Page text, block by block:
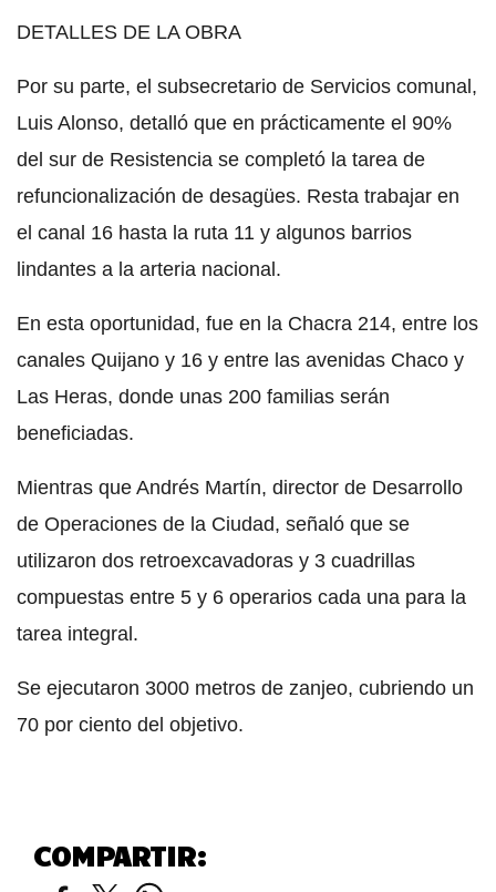
DETALLES DE LA OBRA
Por su parte, el subsecretario de Servicios comunal,
Luis Alonso, detalló que en prácticamente el 90%
del sur de Resistencia se completó la tarea de
refuncionalización de desagües. Resta trabajar en
el canal 16 hasta la ruta 11 y algunos barrios
lindantes a la arteria nacional.
En esta oportunidad, fue en la Chacra 214, entre los
canales Quijano y 16 y entre las avenidas Chaco y
Las Heras, donde unas 200 familias serán
beneficiadas.
Mientras que Andrés Martín, director de Desarrollo
de Operaciones de la Ciudad, señaló que se
utilizaron dos retroexcavadoras y 3 cuadrillas
compuestas entre 5 y 6 operarios cada una para la
tarea integral.
Se ejecutaron 3000 metros de zanjeo, cubriendo un
70 por ciento del objetivo.
COMPARTIR: